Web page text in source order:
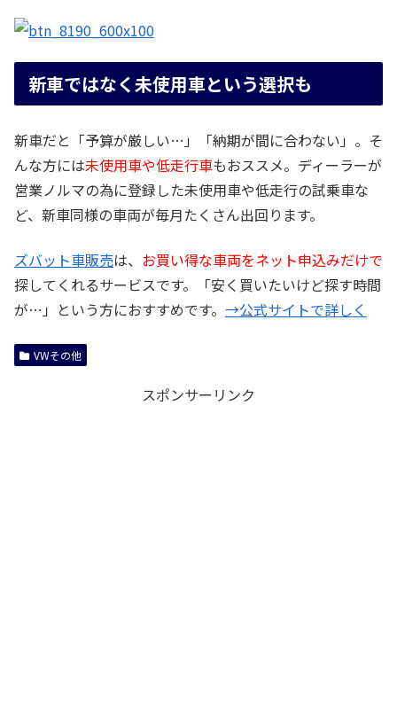
新車ではなく未使用車という選択も
新車だと「予算が厳しい…」「納期が間に合わない」。そ
んな方には未使用車や低走行車もおススメ。ディーラーが
営業ノルマの為に登録した未使用車や低走行の試乗車な
ど、新車同様の車両が毎月たくさん出回ります。
ズバット車販売は、 お買い得な車両をネット申込みだけで
探してくれるサービスです。「安く買いたいけど探す時間
が…」という方におすすめです。 →公式サイトで詳しく
VWその他
スポンサーリンク